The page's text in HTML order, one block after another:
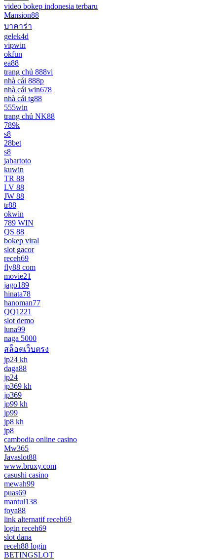
video bokep indonesia terbaru
Mansion88
บาคาร่า
gelek4d
vipwin
okfun
ea88
trang chủ 888vi
nhà cái 888p
nhà cái win678
nhà cái tg88
555win
trang chủ NK88
789k
s8
28bet
s8
jabartoto
kuwin
TR 88
LV 88
JW 88
tr88
okwin
789 WIN
QS 88
bokep viral
slot gacor
receh69
fly88 com
movie21
jago189
hinata78
hanoman77
QQ1221
slot demo
luna99
naga 5000
สล็อตเว็บตรง
jp24 kh
daga88
jp24
jp369 kh
jp369
jp99 kh
jp99
jp8 kh
jp8
cambodia online casino
Mw365
Javaslot88
www.bruxy.com
casushi casino
mewah99
puas69
mantul138
foya88
link alternatif receh69
login receh69
slot dana
receh88 login
BETINGSLOT